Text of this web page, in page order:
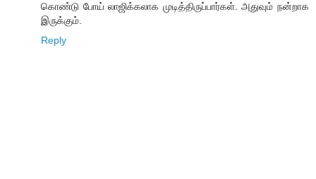
கொண்டு போய் லாஜிக்கலாக முடித்திருப்பார்கள். அதுவும் நன்றாக
இருக்கும்.
Reply